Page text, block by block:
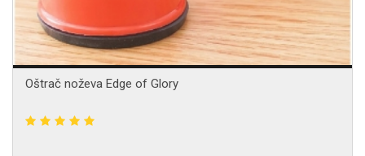
Oštrač noževa Edge of Glory